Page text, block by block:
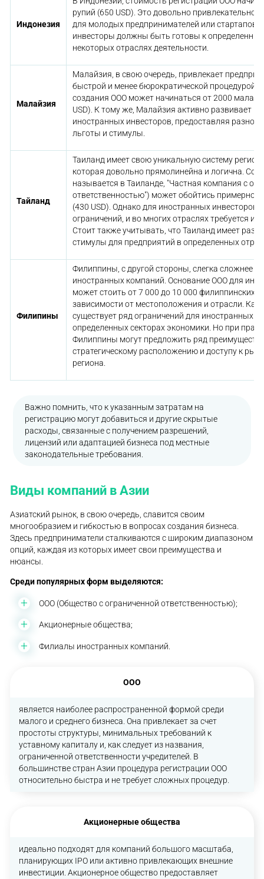
Индонезия
рупий (650 USD). Это довольно
для молодых предпринимателей или стартапов.
инвесторы должны быть готовы к
некоторых отраслях деятельности.
Малайзия
Малайзия, в свою очередь, привлекает
быстрой и менее бюрократической процедурой
создания ООО может начинаться от 2000
USD). К тому же, Малайзия активно развивает
иностранных инвесторов, предоставляя
льготы и стимулы.
Тайланд
Таиланд имеет свою уникальную систему
которая довольно прямолинейна и логична.
называется в Таиланде, "Частная компания с
ответственностью") может обойтись примерно в
(430 USD). Однако для иностранных инвесторов
ограничений, и во многих отраслях требуется
Стоит также учитывать, что Таиланд имеет
стимулы для предприятий в определенных
Филипины
Филиппины, с другой стороны, слегка сложнее в
иностранных компаний. Основание ООО для
может стоить от 7 000 до 10 000 филиппинских
зависимости от местоположения и отрасли. Как
существует ряд ограничений для иностранных
определенных секторах экономики. Но при
Филиппины могут предложить ряд преимуществ
стратегическому расположению и доступу к
региона.
Важно помнить, что к указанным затратам на
регистрацию могут добавиться и другие скрытые
расходы, связанные с получением разрешений,
лицензий или адаптацией бизнеса под местные
законодательные требования.
Виды компаний в Азии
Азиатский рынок, в свою очередь, славится своим
многообразием и гибкостью в вопросах создания бизнеса.
Здесь предприниматели сталкиваются с широким диапазоном
опций, каждая из которых имеет свои преимущества и
нюансы.
Среди популярных форм выделяются:
ООО (Общество с ограниченной ответственностью);
Акционерные общества;
Филиалы иностранных компаний.
ООО
является наиболее распространенной формой среди
малого и среднего бизнеса. Она привлекает за счет
простоты структуры, минимальных требований к
уставному капиталу и, как следует из названия,
ограниченной ответственности учредителей. В
большинстве стран Азии процедура регистрации ООО
относительно быстра и не требует сложных процедур.
Акционерные общества
идеально подходят для компаний большого масштаба,
планирующих IPO или активно привлекающих внешние
инвестиции. Акционерное общество предоставляет